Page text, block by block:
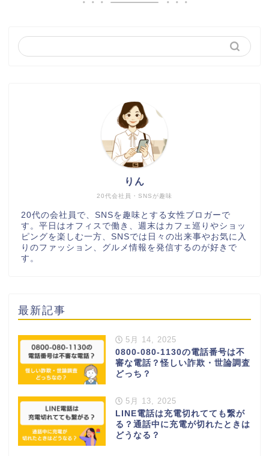
20代会社員・SNSが趣味
りん
20代の会社員で、SNSを趣味とする女性ブロガーで
す。平日はオフィスで働き、週末はカフェ巡りやショッ
ピングを楽しむ一方、SNSでは日々の出来事やお気に入
りのファッション、グルメ情報を発信するのが好きで
す。
最新記事
5月 14, 2025
0800-080-1130の電話番号は不
審な電話？怪しい詐欺・世論調査
どっち？
5月 13, 2025
LINE電話は充電切れてても繋が
る？通話中に充電が切れたときは
どうなる？